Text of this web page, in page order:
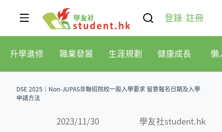
登錄 註冊
升學進修 職業發展 生涯規劃 健康成長 懶
DSE 2025｜Non-JUPAS非聯招院校一般入學要求 留意報名日期及入學
申請方法
2023/11/30 學友社student.hk